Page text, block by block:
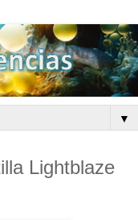
▼
Lightblaze